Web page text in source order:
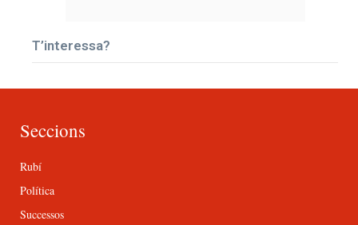
T’interessa?
Seccions
Rubí
Política
Successos